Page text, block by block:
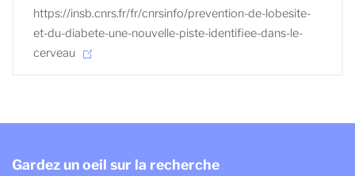
https://insb.cnrs.fr/fr/cnrsinfo/prevention-de-lobesite-
et-du-diabete-une-nouvelle-piste-identifiee-dans-le-
cerveau
Gardez un oeil sur la recherche